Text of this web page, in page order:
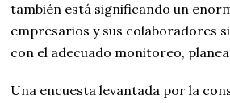
también está significando un
empresarios y sus colaboradores
con el adecuado monitoreo,
Una encuesta levantada por la